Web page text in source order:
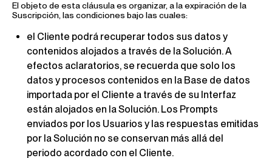
El objeto de esta cláusula es organizar, a la expiración de la
Suscripción, las condiciones bajo las cuales:
el Cliente podrá recuperar todos sus datos y
contenidos alojados a través de la Solución. A
efectos aclaratorios, se recuerda que solo los
datos y procesos contenidos en la Base de datos
importada por el Cliente a través de su Interfaz
están alojados en la Solución. Los Prompts
enviados por los Usuarios y las respuestas emitidas
por la Solución no se conservan más allá del
periodo acordado con el Cliente.